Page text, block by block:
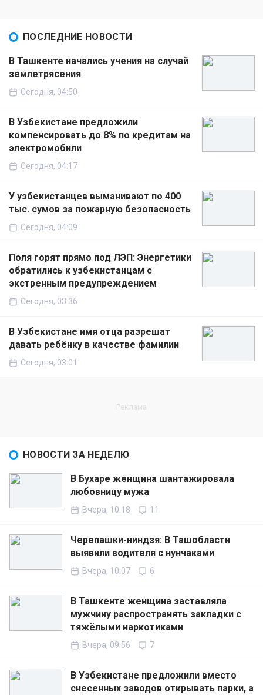
ПОСЛЕДНИЕ НОВОСТИ
В Ташкенте начались учения на случай
землетрясения
Сегодня, 04:50
В Узбекистане предложили
компенсировать до 8% по кредитам на
электромобили
Сегодня, 04:17
У узбекистанцев выманивают по 400
тыс. сумов за пожарную безопасность
Сегодня, 04:09
Поля горят прямо под ЛЭП: Энергетики
обратились к узбекистанцам с
экстренным предупреждением
Сегодня, 03:36
В Узбекистане имя отца разрешат
давать ребёнку в качестве фамилии
Сегодня, 03:01
НОВОСТИ ЗА НЕДЕЛЮ
В Бухаре женщина шантажировала
любовницу мужа
Вчера, 10:18 11
Черепашки-ниндзя: В Ташобласти
выявили водителя с нунчаками
Вчера, 10:07 6
В Ташкенте женщина заставляла
мужчину распространять закладки с
тяжёлыми наркотиками
Вчера, 09:56 7
В Узбекистане предложили вместо
снесенных заводов открывать парки, а